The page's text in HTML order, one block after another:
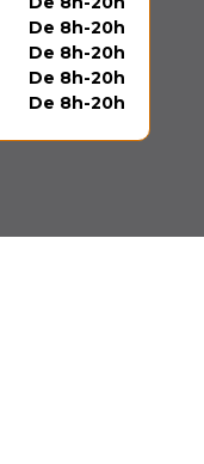
De 8h-20h
De 8h-20h
De 8h-20h
De 8h-20h